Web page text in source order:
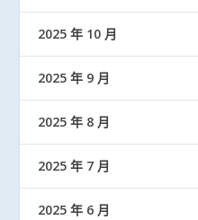
2025 年 10 月
2025 年 9 月
2025 年 8 月
2025 年 7 月
2025 年 6 月